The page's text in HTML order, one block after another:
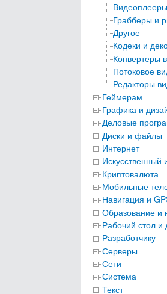
Видеоплееры
Грабберы и
Другое
Кодеки и
Конвертеры
Потоковое
Редакторы
Геймерам
Графика и
Деловые
Диски и файлы
Интернет
Искусственный
Криптовалюта
Мобильные
Навигация и
Образование и
Рабочий стол и
Разработчику
Серверы
Сети
Система
Текст